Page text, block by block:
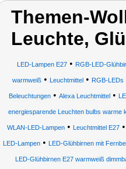
Themen-
Leuchte,
LED-Lampen E27 • RGB-LED-
warmweiß• Leuchtmittel• RGB-LEDs
Beleuchtungen • Alexa Leuchtmittel •
energiesparende Leuchten bulbs warme
WLAN-LED-Lampen• Leuchtmittel E27
LED-Lampen• LED-Glühbirnen mit
LED-Glühbirnen E27 warmweiß